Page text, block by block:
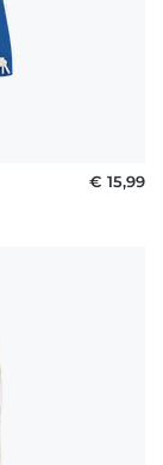
€ 15,99